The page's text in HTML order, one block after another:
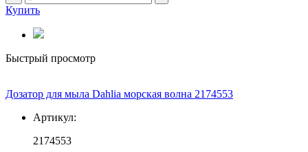
Купить
Быстрый просмотр
Дозатор для мыла Dahlia морская волна 2174553
Артикул:
2174553